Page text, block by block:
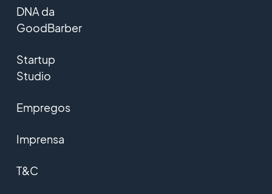
DNA da
GoodBarber
Startup
Studio
Empregos
Imprensa
T&C